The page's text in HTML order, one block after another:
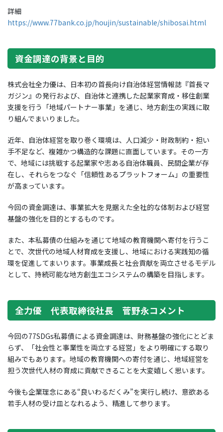
詳細
https://www.77bank.co.jp/houjin/sustainable/shibosai.html
資金調達の背景と目的
株式会社全力優は、日本初の首長向け自治体経営情報誌『首長マ
ガジン』の発行および、自治体と連携した起業家育成・移住創業
支援を行う「地域パートナー事業」を通じ、地方創生の実践に取
り組んでまいりました。
近年、自治体経営を取り巻く環境は、人口減少・財政制約・担い
手不足など、複雑かつ構造的な課題に直面しています。その一方
で、地域には挑戦する起業家や志ある自治体職員、民間企業が存
在し、それらをつなぐ「信頼性あるプラットフォーム」の重要性
が高まっています。
今回の資金調達は、事業拡大を見据えた全社的な体制および経営
基盤の強化を目的とするものです。
また、本私募債の仕組みを通じて地域の教育機関へ寄付を行うこ
とで、次世代の地域人材育成を支援し、地域における実践知の循
環を促進してまいります。事業成長と社会貢献を両立させるモデル
として、持続可能な地方創生エコシステムの構築を目指します。
全力優 代表取締役社長 菅野永コメント
今回の77SDGs私募債による資金調達は、財務基盤の強化にとどま
らず、「社会性と事業性を両立する経営」をより明確にする取り
組みでもあります。地域の教育機関への寄付を通じ、地域経営を
担う次世代人材の育成に貢献できることを大変嬉しく思います。
今後も企業理念にある“良いわるだくみ”を実行し続け、意欲ある
若手人材の受け皿となれるよう、精進して参ります。